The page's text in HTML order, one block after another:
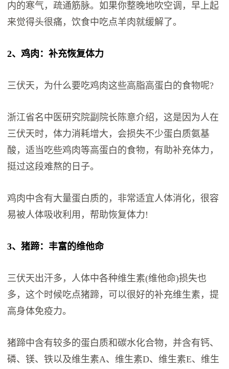
内的寒气，疏通筋脉。如果你整晚地吹空调，早上起
来觉得头很痛，饮食中吃点羊肉就缓解了。
2、鸡肉：补充恢复体力
三伏天，为什么要吃鸡肉这些高脂高蛋白的食物呢?
浙江省名中医研究院副院长陈意介绍，这是因为人在
三伏天时，体力消耗增大，会损失不少蛋白质氨基
酸，适当吃些鸡肉等高蛋白的食物，有助补充体力，
挺过这段难熬的日子。
鸡肉中含有大量蛋白质的，非常适宜人体消化，很容
易被人体吸收利用，帮助恢复体力!
3、猪蹄：丰富的维他命
三伏天出汗多，人体中各种维生素(维他命)损失也
多，这个时候吃点猪蹄，可以很好的补充维生素，提
高身体免疫力。
猪蹄中含有较多的蛋白质和碳水化合物，并含有钙、
磷、镁、铁以及维生素A、维生素D、维生素E、维生